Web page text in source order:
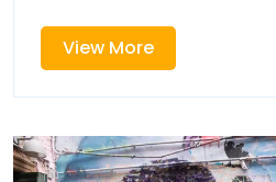
View MoreView
More